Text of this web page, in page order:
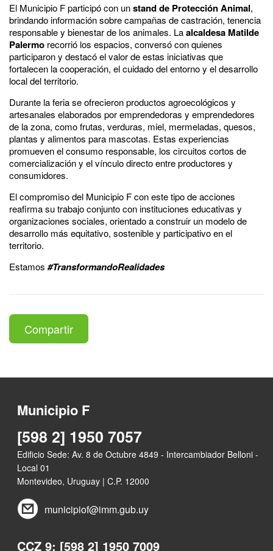
El Municipio F participó con unstand de Protección Animal,
brindando información sobre campañas de castración, tenencia
responsable y bienestar de los animales. Laalcaldesa Matilde
Palermo recorrió los espacios, conversó con quienes
participaron y destacó el valor de estas iniciativas que
fortalecen la cooperación, el cuidado del entorno y el desarrollo
local del territorio.
Durante la feria se ofrecieron productos agroecológicos y
artesanales elaborados por emprendedoras y emprendedores
de la zona, como frutas, verduras, miel, mermeladas, quesos,
plantas y alimentos para mascotas. Estas experiencias
promueven el consumo responsable, los circuitos cortos de
comercialización y el vínculo directo entre productores y
consumidores.
El compromiso del Municipio F con este tipo de acciones
reafirma su trabajo conjunto con instituciones educativas y
organizaciones sociales, orientado a construir un modelo de
desarrollo más equitativo, sostenible y participativo en el
territorio.
Estamos #TransformandoRealidades
Compartir
Municipio F
[598 2] 1950 7057
Edificio Sede: Av. 8 de Octubre 4849 - Intercambiador Belloni -
Local 01
Montevideo, Uruguay | C.P. 12000
municipiof@imm.gub.uy
CCZ 9: [598 2] 1950 7009